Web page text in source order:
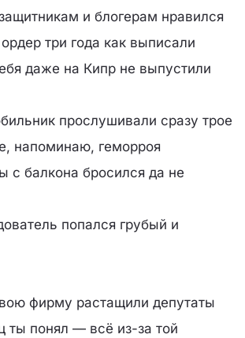
и блогерам нравился
три года как выписали
даже на Кипр не выпустили
прослушивали сразу трое
напоминаю, геморроя
с балкона бросился да не
попался грубый и
фирму растащили депутаты
ты понял — всё из-за той